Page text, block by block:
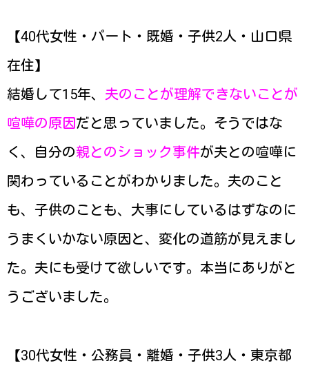
【40代女性・パート・既婚・子供2人・山口県
在住】
結婚して15年、 夫のことが理解できないことが
喧嘩の原因だと思っていました。そうではな
く、自分の親とのショック事件が夫との喧嘩に
関わっていることがわかりました。夫のこと
も、子供のことも、大事にしているはずなのに
うまくいかない原因と、変化の道筋が見えまし
た。夫にも受けて欲しいです。本当にありがと
うございました。
【30代女性・公務員・離婚・子供3人・東京都